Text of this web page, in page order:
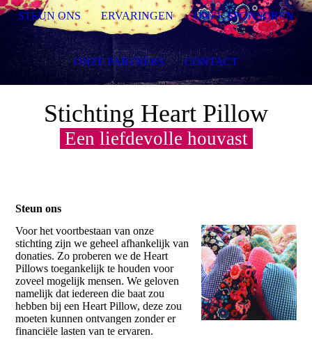
Stichting Heart Pillow
Een liefdevolle houvast
Steun ons
Voor het voortbestaan van onze
stichting zijn we geheel afhankelijk van
donaties. Zo proberen we de Heart
Pillows toegankelijk te houden voor
zoveel mogelijk mensen. We geloven
namelijk dat iedereen die baat zou
hebben bij een Heart Pillow, deze zou
moeten kunnen ontvangen zonder er
financiële lasten van te ervaren.
STEUN ONS ERVARINGEN ONZE SPONSOREN
ONZE PARTNERS CONTACT